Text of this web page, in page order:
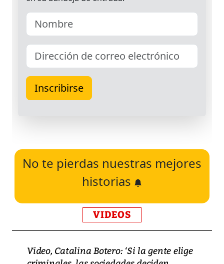
No te pierdas nuestras mejores
historias
VIDEOS
Video, Catalina Botero: ‘Si la gente elige